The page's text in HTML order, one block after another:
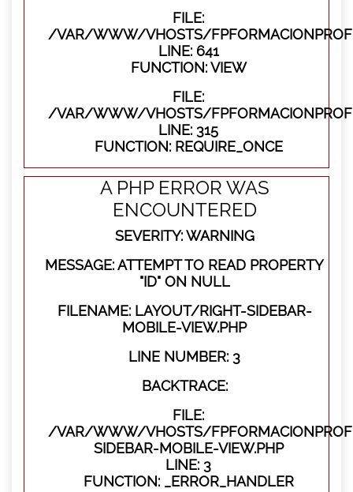
FILE:
/VAR/WWW/VHOSTS/
LINE: 641
FUNCTION: VIEW
FILE:
/VAR/WWW/VHOSTS/
LINE: 315
FUNCTION: REQUIRE_ONCE
A PHP ERROR WAS
ENCOUNTERED
SEVERITY: WARNING
MESSAGE: ATTEMPT TO READ PROPERTY
"ID" ON NULL
FILENAME: LAYOUT/RIGHT-SIDEBAR-
MOBILE-VIEW.PHP
LINE NUMBER: 3
BACKTRACE:
FILE:
/VAR/WWW/VHOSTS/
SIDEBAR-MOBILE-VIEW.PHP
LINE: 3
FUNCTION: _ERROR_HANDLER